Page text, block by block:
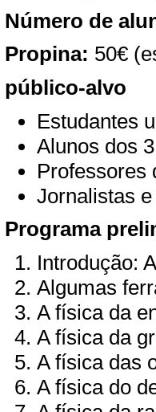
Número de
Propina: 50€
público-alvo
Estudantes
Alunos dos
Professores
Jornalistas
Programa
Introdução:
Algumas
A física da
A física da
A física das
A física do